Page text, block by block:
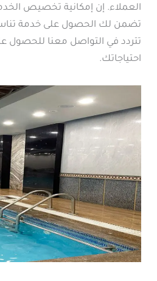
العملاء. إن إمكانية تخصيص
تضمن لك الحصول على خدمة
تتردد في التواصل معنا
احتياجاتك.